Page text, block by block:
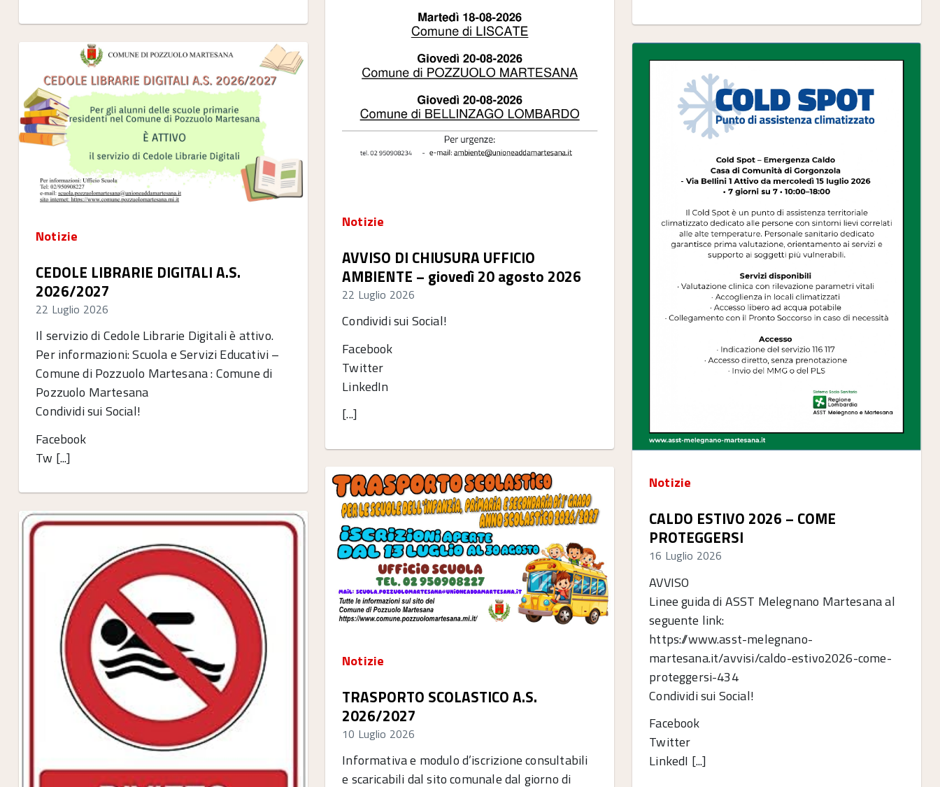
Notizie
AVVISO DI CHIUSURA UFFICIO
AMBIENTE – giovedì 20 agosto 2026
22 Luglio 2026
Condividi sui Social!
Facebook
Twitter
LinkedIn
[...]
Notizie
CEDOLE LIBRARIE DIGITALI A.S.
2026/2027
22 Luglio 2026
Il servizio di Cedole Librarie Digitali è attivo.
Per informazioni: Scuola e Servizi Educativi –
Comune di Pozzuolo Martesana : Comune di
Pozzuolo Martesana
Condividi sui Social!
Facebook
Tw [...]
Notizie
CALDO ESTIVO 2026 – COME
PROTEGGERSI
16 Luglio 2026
AVVISO
Linee guida di ASST Melegnano Martesana al
seguente link:
https://www.asst-melegnano-
martesana.it/avvisi/caldo-estivo2026-come-
proteggersi-434
Condividi sui Social!
Facebook
Twitter
LinkedI [...]
Notizie
TRASPORTO SCOLASTICO A.S.
2026/2027
10 Luglio 2026
Informativa e modulo d’iscrizione consultabili
e scaricabili dal sito comunale dal giorno di